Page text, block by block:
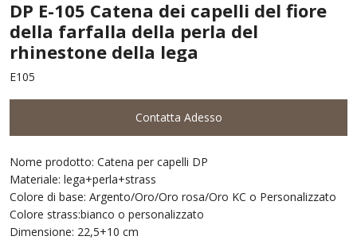
DP E-105 Catena dei capelli del fiore
della farfalla della perla del
rhinestone della lega
E105
Contatta Adesso
Nome prodotto: Catena per capelli DP
Materiale: lega+perla+strass
Colore di base: Argento/Oro/Oro rosa/Oro KC o Personalizzato
Colore strass:bianco o personalizzato
Dimensione: 22,5+10 cm